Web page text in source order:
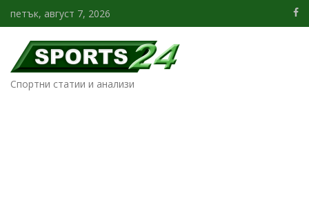
петък, август 7, 2026
Спортни статии и анализи